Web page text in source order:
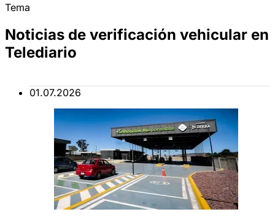
Tema
Noticias de verificación vehicular en
Telediario
01.07.2026